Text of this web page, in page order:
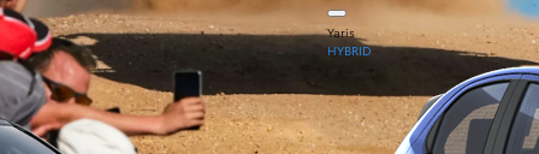
Yaris
HYBRID